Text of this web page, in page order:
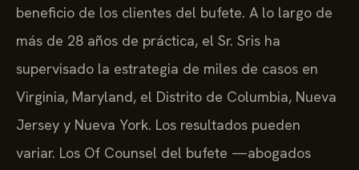
beneficio de los clientes del bufete. A lo largo de
más de 28 años de práctica, el Sr. Sris ha
supervisado la estrategia de miles de casos en
Virginia, Maryland, el Distrito de Columbia, Nueva
Jersey y Nueva York. Los resultados pueden
variar. Los Of Counsel del bufete —abogados